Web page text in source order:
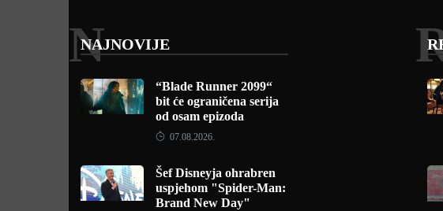
NAJNOVIJE
N
“Blade Runner 2099“
bit će ograničena serija
od osam epizoda
07.08.2026.
Šef Disneyja ohrabren
uspjehom "Spider-Man:
Brand New Day"